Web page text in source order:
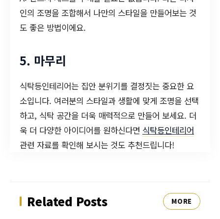
인의 조명을 조합해서 나만의 스타일을 만들어보는 것
도 좋은 방법이에요.
5. 마무리
식탁등인테리어는 집안 분위기를 결정짓는 중요한 요
소입니다. 여러분의 스타일과 생활에 맞게 조명을 선택
하고, 식탁 공간을 더욱 매력적으로 만들어 보세요. 더
욱 더 다양한 아이디어를 원하신다면 식탁등인테리어
관련 자료를 확인해 보시는 것도 추천드립니다!
Related Posts MORE